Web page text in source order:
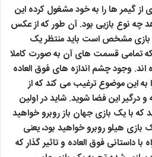
از گیمر ها را به خود مشغول کرده این
چه نوع بازیی بود. آن طور که از عکس
بازی مشخص است باید منتظر یک
که تمامی قسمت های آن به صورت کاملا
وجود چشم اندازه های فوق العاده
به این موضوع ترغیب می کند که از
درگیر این فضا شوید. شاید در اولین
که با یک بازی جهان باز روبرو خواهید
بازی هیلو روبرو خواهید بود، یعنی
داستانی فوق العاده و تاثیر گذار که